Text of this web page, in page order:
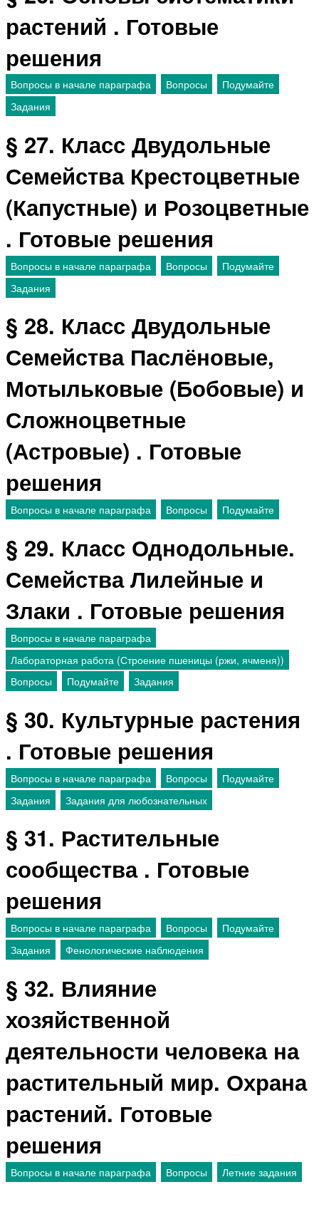
растений . Готовые
решения
Вопросы в начале параграфа Вопросы
Подумайте
Задания
§ 27. Класс Двудольные
Семейства Крестоцветные
(Капустные) и Розоцветные
. Готовые решения
Вопросы в начале параграфа Вопросы
Подумайте
Задания
§ 28. Класс Двудольные
Семейства Паслёновые,
Мотыльковые (Бобовые) и
Сложноцветные
(Астровые) . Готовые
решения
Вопросы в начале параграфа Вопросы Подумайте
§ 29. Класс Однодольные.
Семейства Лилейные и
Злаки . Готовые решения
Вопросы в начале параграфа
Лабораторная работа (Строение пшеницы (ржи, ячменя))
Вопросы
Подумайте Задания
§ 30. Культурные растения
. Готовые решения
Вопросы в начале параграфа Вопросы
Подумайте
Задания
Задания для любознательных
§ 31. Растительные
сообщества . Готовые
решения
Вопросы в начале параграфа Вопросы
Подумайте
Задания
Фенологические наблюдения
§ 32. Влияние
хозяйственной
деятельности человека на
растительный мир. Охрана
растений. Готовые
решения
Вопросы в начале параграфа Вопросы Летние задания